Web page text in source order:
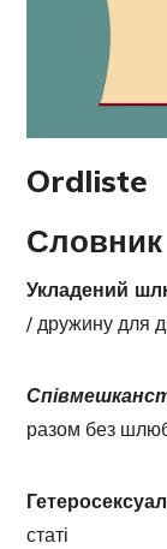
Ordliste
Словник
Укладений
/ дружину для
разом без
статі